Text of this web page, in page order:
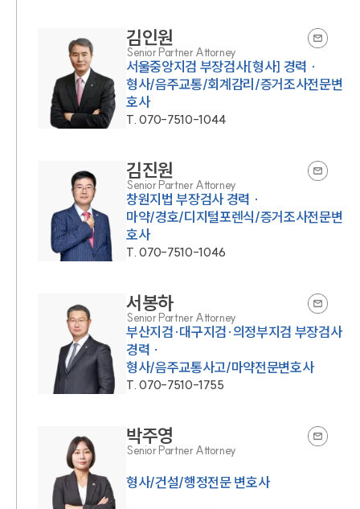
김인원
Senior Partner Attorney
서울중앙지검 부장검사[형사] 경력 ·
형사/음주교통/회계감리/증거조사전문변
호사
T.070-7510-1044
김진원
Senior Partner Attorney
창원지법 부장검사 경력 ·
마약/경호/디지털포렌식/증거조사전문변
호사
T.070-7510-1046
서봉하
Senior Partner Attorney
부산지검·대구지검·의정부지검 부장검사
경력 ·
형사/음주교통사고/마약전문변호사
T.070-7510-1755
박주영
Senior Partner Attorney
형사/건설/행정전문 변호사